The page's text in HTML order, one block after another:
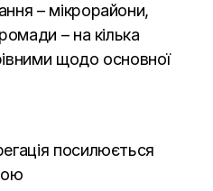
– мікрорайони,
– на кілька
щодо основної
посилюється